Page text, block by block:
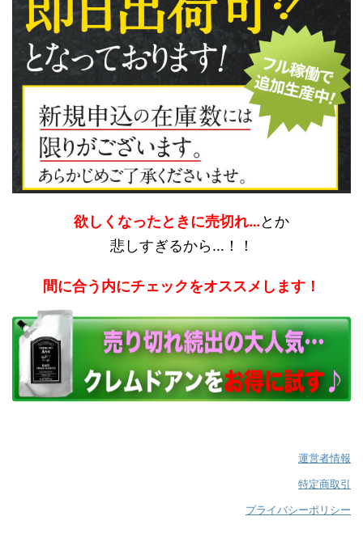
欲しくなったときに売切れ…とか
悲しすぎるから…！！
間に合う内にチェックをオススメします！
運営者情報
特定商取引
プライバシーポリシー